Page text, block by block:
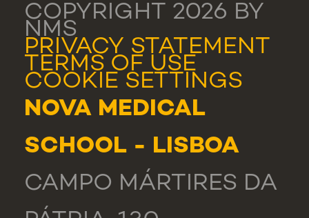
COPYRIGHT 2026 BY
NMS
PRIVACY STATEMENT
TERMS OF USE
COOKIE SETTINGS
NOVA MEDICAL
SCHOOL - LISBOA
CAMPO MÁRTIRES DA